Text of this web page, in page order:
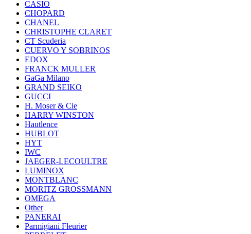
CASIO
CHOPARD
CHANEL
CHRISTOPHE CLARET
CT Scuderia
CUERVO Y SOBRINOS
EDOX
FRANCK MULLER
GaGa Milano
GRAND SEIKO
GUCCI
H. Moser & Cie
HARRY WINSTON
Hautlence
HUBLOT
HYT
IWC
JAEGER-LECOULTRE
LUMINOX
MONTBLANC
MORITZ GROSSMANN
OMEGA
Other
PANERAI
Parmigiani Fleurier